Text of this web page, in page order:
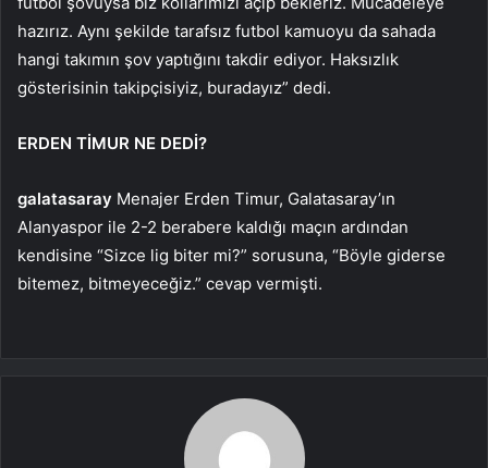
hazırız. Aynı şekilde tarafsız futbol kamuoyu da sahada
hangi takımın şov yaptığını takdir ediyor. Haksızlık
gösterisinin takipçisiyiz, buradayız” dedi.
ERDEN TİMUR NE DEDİ?
galatasaray Menajer Erden Timur, Galatasaray’ın
Alanyaspor ile 2-2 berabere kaldığı maçın ardından
kendisine “Sizce lig biter mi?” sorusuna, “Böyle giderse
bitemez, bitmeyeceğiz.” cevap vermişti.